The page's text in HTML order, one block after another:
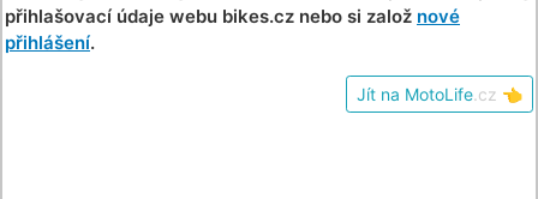
přihlašovací údaje webu bikes.cz nebo si založ nové
přihlášení.
Jít na MotoLife .cz 👈